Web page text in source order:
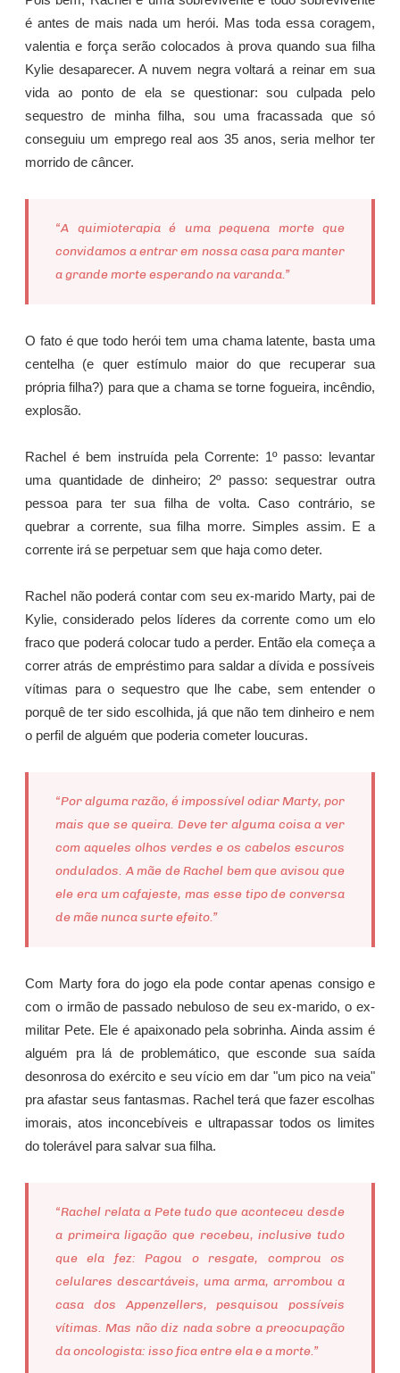
é antes de mais nada um herói. Mas toda essa coragem,
valentia e força serão colocados à prova quando sua filha
Kylie desaparecer. A nuvem negra voltará a reinar em sua
vida ao ponto de ela se questionar: sou culpada pelo
sequestro de minha filha, sou uma fracassada que só
conseguiu um emprego real aos 35 anos, seria melhor ter
morrido de câncer.
“A quimioterapia é uma pequena morte que
convidamos a entrar em nossa casa para manter
a grande morte esperando na varanda.”
O fato é que todo herói tem uma chama latente, basta uma
centelha (e quer estímulo maior do que recuperar sua
própria filha?) para que a chama se torne fogueira, incêndio,
explosão.
Rachel é bem instruída pela Corrente: 1º passo: levantar
uma quantidade de dinheiro; 2º passo: sequestrar outra
pessoa para ter sua filha de volta. Caso contrário, se
quebrar a corrente, sua filha morre. Simples assim. E a
corrente irá se perpetuar sem que haja como deter.
Rachel não poderá contar com seu ex-marido Marty, pai de
Kylie, considerado pelos líderes da corrente como um elo
fraco que poderá colocar tudo a perder. Então ela começa a
correr atrás de empréstimo para saldar a dívida e possíveis
vítimas para o sequestro que lhe cabe, sem entender o
porquê de ter sido escolhida, já que não tem dinheiro e nem
o perfil de alguém que poderia cometer loucuras.
“Por alguma razão, é impossível odiar Marty, por
mais que se queira. Deve ter alguma coisa a ver
com aqueles olhos verdes e os cabelos escuros
ondulados. A mãe de Rachel bem que avisou que
ele era um cafajeste, mas esse tipo de conversa
de mãe nunca surte efeito.”
Com Marty fora do jogo ela pode contar apenas consigo e
com o irmão de passado nebuloso de seu ex-marido, o ex-
militar Pete. Ele é apaixonado pela sobrinha. Ainda assim é
alguém pra lá de problemático, que esconde sua saída
desonrosa do exército e seu vício em dar "um pico na veia"
pra afastar seus fantasmas. Rachel terá que fazer escolhas
imorais, atos inconcebíveis e ultrapassar todos os limites
do tolerável para salvar sua filha.
“Rachel relata a Pete tudo que aconteceu desde
a primeira ligação que recebeu, inclusive tudo
que ela fez: Pagou o resgate, comprou os
celulares descartáveis, uma arma, arrombou a
casa dos Appenzellers, pesquisou possíveis
vítimas. Mas não diz nada sobre a preocupação
da oncologista: isso fica entre ela e a morte.”